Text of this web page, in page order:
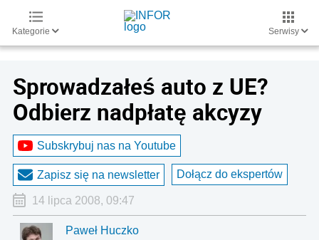
Kategorie Serwisy
Sprowadzałeś auto z UE?
Odbierz nadpłatę akcyzy
Subskrybuj nas na Youtube
Zapisz się na newsletter Dołącz do ekspertów
14 lipca 2008, 09:47
Paweł Huczko